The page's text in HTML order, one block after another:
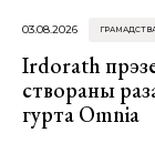
03.08.2026
Irdorath
створаны
гурта Omnia